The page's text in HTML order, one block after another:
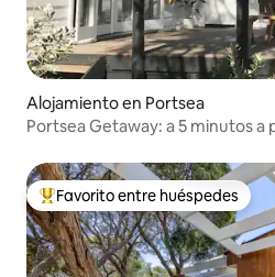
Alojamiento en Portsea
Portsea Getaway: a 5 minutos a
Favorito entre huéspedes
Favorito entre huéspedes